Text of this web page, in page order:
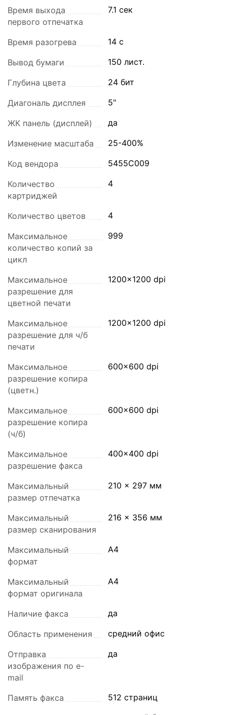
Время выхода
первого отпечатка
7.1 сек
Время разогрева 14 с
Вывод бумаги 150 лист.
Глубина цвета 24 бит
Диагональ дисплея 5"
ЖК панель (дисплей) да
Изменение масштаба 25-400%
Код вендора 5455C009
Количество
картриджей
4
Количество цветов 4
Максимальное
количество копий за
цикл
999
Максимальное
разрешение для
цветной печати
1200x1200 dpi
Максимальное
разрешение для ч/б
печати
1200x1200 dpi
Максимальное
разрешение копира
(цветн.)
600x600 dpi
Максимальное
разрешение копира
(ч/б)
600x600 dpi
Максимальное
разрешение факса
400x400 dpi
Максимальный
размер отпечатка
210 x 297 мм
Максимальный
размер сканирования
216 x 356 мм
Максимальный
формат
A4
Максимальный
формат оригинала
A4
Наличие факса да
Область применения средний офис
Отправка
изображения по e-
mail
да
Память факса 512 страниц